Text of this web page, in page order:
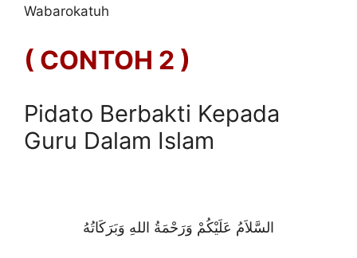
Wabarokatuh
( CONTOH 2 )
Pidato Berbakti Kepada
Guru Dalam Islam
السَّلاَمُ عَلَيْكُمْ وَرَحْمَةُ اللهِ وَبَرَكَاتُهُ